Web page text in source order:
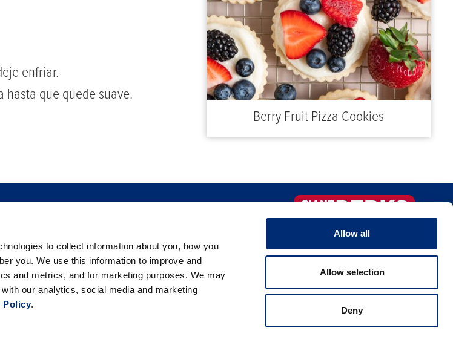
to collect information about you, how you
you. We use this information to improve and
and metrics, and for marketing purposes. We may
our analytics, social media and marketing
Policy.
Allow all
Allow selection
Deny
enfriar.
que quede suave.
Berry Fruit Pizza Cookies
FRECUENTES
CONTÁCTANOS
¡Regístrate ahora!